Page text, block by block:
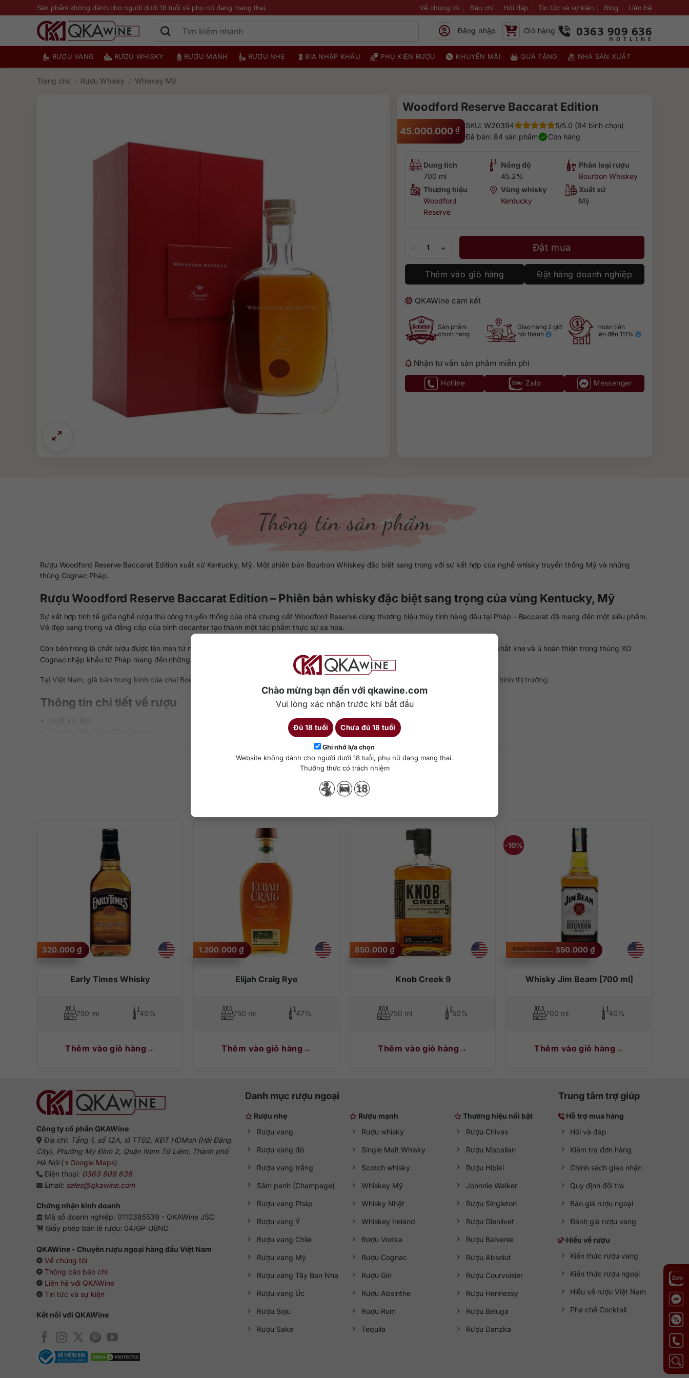
Chào mừng bạn đến với qkawine.com
Vui lòng xác nhận trước khi bắt đầu
Đủ 18 tuổi Chưa đủ 18 tuổi
Ghi nhớ lựa chọn
Website không dành cho người dưới 18 tuổi, phụ nữ đang mang thai.
Thưởng thức có trách nhiệm
qua
Sản phẩm không dành cho người dưới 18 tuổi và phụ nữ đang mang thai. Về chúng tôi Báo chí Hỏi đáp Tin tức và sự kiện Blog Liên hệ
Đăng nhập Giỏ hàng 0363 909 636
RƯỢU VANG RƯỢU WHISKY RƯỢU MẠNH RƯỢU NHẸ BIA NHẬP KHẨU PHỤ KIỆN RƯỢU KHUYẾN MÃI QUÀ TẶNG NHÀ SẢN XUẤT
Trang chủ / Rượu Whisky / Whiskey Mỹ
Woodford Reserve Baccarat Edition
45.000.000 ₫ SKU: W20394
5/5.0 (94 bình chọn)
Đã bán: 84 sản phẩm
Còn hàng
Dung tích
700 ml
Nồng độ
45.2%
Phân loại rượu
Bourbon Whiskey
Thương hiệu
Woodford
Reserve
Vùng whisky
Kentucky
Xuất xứ
Mỹ
Woodford Reserve Baccarat Edition số lượngĐặt mua
Thêm vào giỏ hàng Đặt hàng doanh nghiệp
QKAWine cam kết
Sản phẩm
chính hãng
Giao hàng 2 giờ
nội thành
Hoàn tiền
lên đến 111%
Nhận tư vấn sản phẩm miễn phí
Hotline Zalo Messenger
Thông tin sản phẩm
Rượu Woodford Reserve Baccarat Edition xuất xứ Kentucky, Mỹ. Một phiên bản Bourbon Whiskey đặc biệt sang trọng với sự kết hợp của nghề whisky truyền thống Mỹ và những
thùng Cognac Pháp.
Rượu Woodford Reserve Baccarat Edition – Phiên bản whisky đặc biệt sang trọng của vùng Kentucky, Mỹ
Sự kết hợp tinh tế giữa nghề rượu thủ công truyền thống của nhà chưng cất Woodford Reserve cùng thương hiệu thủy tinh hàng đầu tại Pháp – Baccarat đã mang đến một siêu phẩm.
Vẻ đẹp sang trọng và đẳng cấp của bình decanter tạo thành một tác phẩm thực sự xa hoa.
Còn bên trong là chất rượu được lên men từ những nguyên liệu cao cấp nhất được tuyển chọn. Quá trình ngâm ủ lâu năm trong điều kiện khắt khe và ủ hoàn thiện trong thùng XO
Cognac nhập khẩu từ Pháp mang đến những tầng hương vị hết sức phong phú và sâu lắng.
Tại Việt Nam, giá bán trung bình của chai Bourbon cao cấp này rơi vào khoảng 45.000.000 đồng/chai 700ml tùy đơn vị phân phối và tình hình thị trường.
Thông tin chi tiết về rượu
– Hương vị: Mở màng bằng sự phức tạp của nhiều loại hương vị gồm mật ong, vani, caramel cùng một ít lê và táo giòn.
– Mùi vị: Mùi vị thơm ngọt tự nhiên hài hòa của socola đen, hạnh nhân, một chút quế và gỗ sồi nướng tinh tế.
– Hậu vị: Một kết thúc mượt mà kéo dài và sâu đậm với hương vị trái cây khô, mật ong và biểu hiện của rượu cognac cao cấp.
Thưởng thức rượu trọn vẹn
Một dòng Bourbon Whisky cao cấp để biếu tặng trong những dịp trọng đại hoặc dành để trưng bày. Bạn hãy thưởng thức rượu theo kiểu nguyên chất để cảm nhận dư vị quyến rũ
nhất. Ngoài ra có thể thêm đá lạnh hoặc chút nước lọc để làm bùng nổ những dư vị khác biệt.
Chi tiết
Sản phẩm tương tự
Early Times Whisky
320.000 ₫
750 ml 40%
Thêm vào giỏ hàng
Elijah Craig Rye
1.200.000 ₫
750 ml 47%
Thêm vào giỏ hàng
Knob Creek 9
850.000 ₫
750 ml 50%
Thêm vào giỏ hàng
-10%
Whisky Jim Beam [700 ml]
390.000₫ Giá
gốc
350.000₫Giá
hiện
350.000 ₫.
700 ml 40%
Thêm vào giỏ hàng
Công ty cổ phần QKAWine
Địa chỉ: Tầng 1, số 12A, lô TT02, KĐT HDMon (Hải Đăng
City), Phường Mỹ Đình 2, Quận Nam Từ Liêm, Thành phố
Hà Nội( Google Maps)
Điện thoại: 0363 909 636
Email: sales@qkawine.com
Chứng nhận kinh doanh
Mã số doanh nghiệp: 0110385539 - QKAWine JSC
Giấy phép bán lẻ rượu: 04/GP-UBND
QKAWine - Chuyên rượu ngoại hàng đầu Việt Nam
Về chúng tôi
Thông cáo báo chí
Liên hệ với QKAWine
Tin tức và sự kiện
Kết nối với QKAWine
Danh mục rượu ngoại
Rượu nhẹ
Rượu vang
Rượu vang đỏ
Rượu vang trắng
Sâm panh (Champage)
Rượu vang Pháp
Rượu vang Ý
Rượu vang Chile
Rượu vang Mỹ
Rượu vang Tây Ban Nha
Rượu vang Úc
Rượu Soju
Rượu Sake
Rượu mạnh
Rượu whisky
Single Malt Whisky
Scotch whisky
Whiskey Mỹ
Whisky Nhật
Whiskey Ireland
Rượu Vodka
Rượu Cognac
Rượu Gin
Rượu Absinthe
Rượu Rum
Tequila
Thương hiệu nổi bật
Rượu Chivas
Rượu Macallan
Rượu Hibiki
Johnnie Walker
Rượu Singleton
Rượu Glenlivet
Rượu Balvenie
Rượu Absolut
Rượu Courvoisier
Rượu Hennessy
Rượu Beluga
Rượu Danzka
Trung tâm trợ giúp
Hỗ trợ mua hàng
Hỏi và đáp
Kiểm tra đơn hàng
Chính sách giao nhận
Quy định đổi trả
Báo giá rượu ngoại
Đánh giá rượu vang
Hiểu về rượu
Kiến thức rượu vang
Kiến thức rượu ngoại
Hiểu về rượu Việt Nam
Pha chế Cocktail